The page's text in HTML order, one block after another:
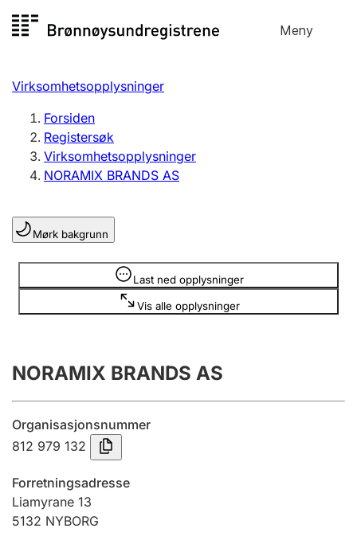
til
Meny
Registersøk
Aksjeselskap
Enkeltpersonforetak
Registrere, endre, slette
Lag og forening
Registrere, endre, slette
Årsregnskap
Innsending og forsinkelsesgebyr
Tinglysing
Jeger
Virksomhetsopplysninger
Forsiden
Registersøk
Virksomhetsopplysninger
NORAMIX BRANDS AS
Mørk bakgrunn
Last ned opplysninger
Vis alle opplysninger
Opplysninger er skjult
NORAMIX BRANDS AS
Organisasjonsnummer
812 979 132
Forretningsadresse
Liamyrane 13
5132 NYBORG